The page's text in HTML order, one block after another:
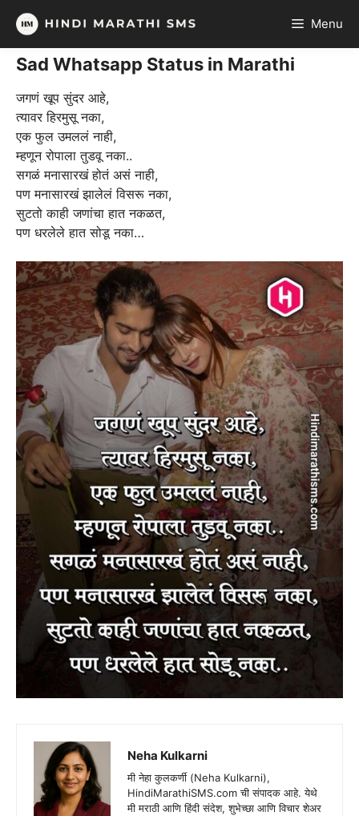
Skip
content
Menu
Sad Whatsapp Status in Marathi
जगणं खूप सुंदर आहे,
त्यावर हिरमुसू नका,
एक फुल उमललं नाही,
म्हणून रोपाला तुडवू नका..
सगळं मनासारखं होतं असं नाही,
पण मनासारखं झालेलं विसरू नका,
सुटतो काही जणांचा हात नकळत,
पण धरलेले हात सोडू नका…
Neha Kulkarni
मी नेहा कुलकर्णी (Neha Kulkarni),
HindiMarathiSMS.com ची संपादक आहे. येथे
मी मराठी आणि हिंदी संदेश, शुभेच्छा आणि विचार शेअर